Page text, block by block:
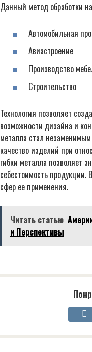
Данный метод обработки
Автомобильная
Авиастроение
Производство
Строительство
Технология позволяет
возможности дизайна и
металла стал
качество изделий при
гибки металла позволяет
себестоимость
сфер ее применения.
Читать статью
и Перспективы